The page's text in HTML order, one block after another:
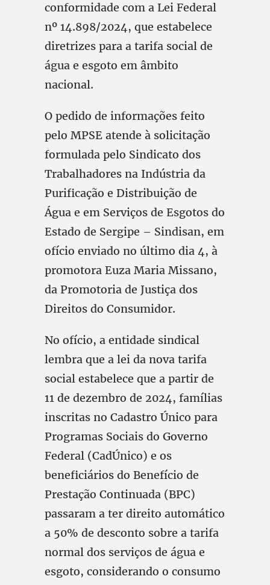
conformidade com a Lei Federal
nº 14.898/2024, que estabelece
diretrizes para a tarifa social de
água e esgoto em âmbito
nacional.
O pedido de informações feito
pelo MPSE atende à solicitação
formulada pelo Sindicato dos
Trabalhadores na Indústria da
Purificação e Distribuição de
Água e em Serviços de Esgotos do
Estado de Sergipe – Sindisan, em
ofício enviado no último dia 4, à
promotora Euza Maria Missano,
da Promotoria de Justiça dos
Direitos do Consumidor.
No ofício, a entidade sindical
lembra que a lei da nova tarifa
social estabelece que a partir de
11 de dezembro de 2024, famílias
inscritas no Cadastro Único para
Programas Sociais do Governo
Federal (CadÚnico) e os
beneficiários do Benefício de
Prestação Continuada (BPC)
passaram a ter direito automático
a 50% de desconto sobre a tarifa
normal dos serviços de água e
esgoto, considerando o consumo